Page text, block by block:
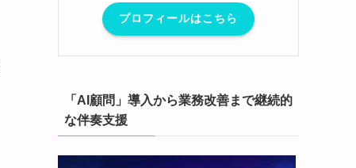
プロフィールはこちら
「AI顧問」導入から業務改善まで継続的
な伴奏支援